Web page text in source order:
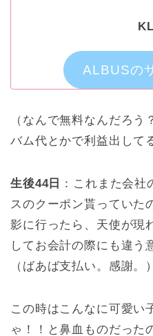
ALBUSの
（なんで無料なんだろ
バム代とかで利益出して
生後44日
：これまた会社
スのクーポン貰っていた
影に行ったら、天使が現
してお会計の際にも違う
（ばあば支払い。感謝。）
この時はこんなに可愛い
ゃ！！と鼻血ものだった